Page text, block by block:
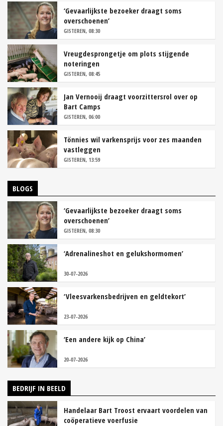
‘Gevaarlijkste bezoeker draagt soms
overschoenen’
GISTEREN, 08:30
Vreugdesprongetje om plots stijgende
noteringen
GISTEREN, 08:45
Jan Vernooij draagt voorzittersrol over op
Bart Camps
GISTEREN, 06:00
Tönnies wil varkensprijs voor zes maanden
vastleggen
GISTEREN, 13:59
BLOGS
‘Gevaarlijkste bezoeker draagt soms
overschoenen’
GISTEREN, 08:30
‘Adrenalineshot en gelukshormomen’
30-07-2026
‘Vleesvarkensbedrijven en geldtekort’
23-07-2026
‘Een andere kijk op China’
20-07-2026
BEDRIJF IN BEELD
Handelaar Bart Troost ervaart voordelen van
coöperatieve voerfusie